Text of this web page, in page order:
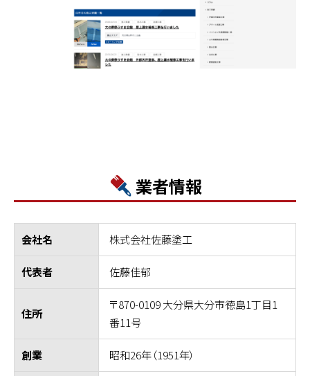
業者情報
会社名 株式会社佐藤塗工
代表者 佐藤佳郁
住所
〒870-0109 大分県大分市徳島1丁目1
番11号
創業 昭和26年（1951年）